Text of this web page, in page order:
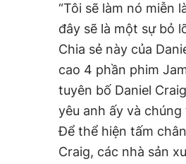
“Tôi sẽ làm nó miễn
đây sẽ là một sự bỏ
Chia sẻ này của
cao 4 phần phim
tuyên bố Daniel
yêu anh ấy và chúng
Để thể hiện tấm
Craig, các nhà sản